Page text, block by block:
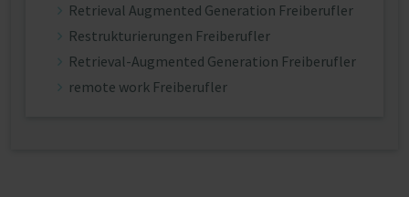
Retrieval Augmented Generation Freiberufler
Restrukturierungen Freiberufler
Retrieval-Augmented Generation Freiberufler
remote work Freiberufler